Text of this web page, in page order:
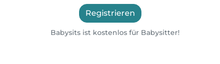
Registrieren
Babysits ist kostenlos für Babysitter!